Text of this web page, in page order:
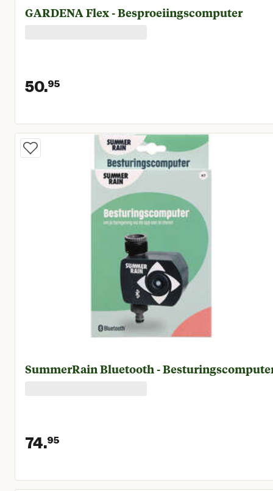
GARDENA Flex - Besproeiingscomputer
50.95
Huidige prijs € 50,95
SummerRain Bluetooth -
74.95
Huidige prijs € 74,95